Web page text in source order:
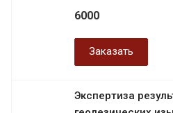
6000
Заказать
Экспертиза